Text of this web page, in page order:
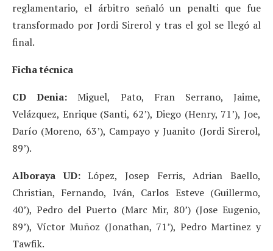
reglamentario, el árbitro señaló un penalti que fue
transformado por Jordi Sirerol y tras el gol se llegó al
final.
Ficha técnica
CD Denia: Miguel, Pato, Fran Serrano, Jaime,
Velázquez, Enrique (Santi, 62’), Diego (Henry, 71’), Joe,
Darío (Moreno, 63’), Campayo y Juanito (Jordi Sirerol,
89’).
Alboraya UD:López, Josep Ferris, Adrian Baello,
Christian, Fernando, Iván, Carlos Esteve (Guillermo,
40’), Pedro del Puerto (Marc Mir, 80’) (Jose Eugenio,
89’), Víctor Muñoz (Jonathan, 71’), Pedro Martinez y
Tawfik.